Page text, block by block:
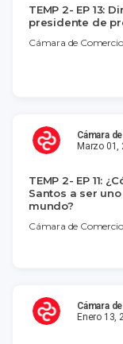
TEMP 2- EP 13:
presidente de
Cámara de
Cámara
Marzo 01,
TEMP 2- EP 11:
Santos a ser
mundo?
Cámara de
Cámara
Enero 13,